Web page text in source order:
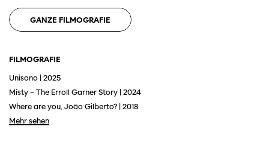
Diese Seite wird mit Internet Explorer
GANZE FILMOGRAFIE
FILMOGRAFIE
Unisono | 2025
Misty – The Erroll Garner Story | 2024
Where are you, João Gilberto? | 2018
Mehr sehen